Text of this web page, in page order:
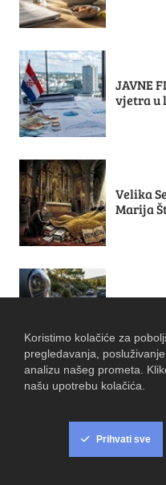
JAVNE
vjetra u
Velika
Marija
MOTO